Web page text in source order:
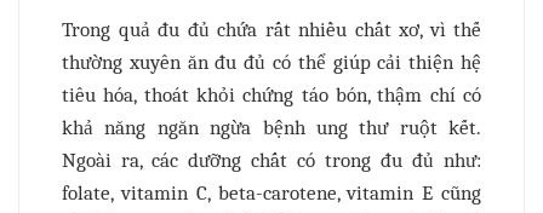
Trong quả đu đủ chứa rất nhiều chất xơ, vì thế
thường xuyên ăn đu đủ có thể giúp cải thiện hệ
tiêu hóa, thoát khỏi chứng táo bón, thậm chí có
khả năng ngăn ngừa bệnh ung thư ruột kết.
Ngoài ra, các dưỡng chất có trong đu đủ như:
folate, vitamin C, beta-carotene, vitamin E cũng